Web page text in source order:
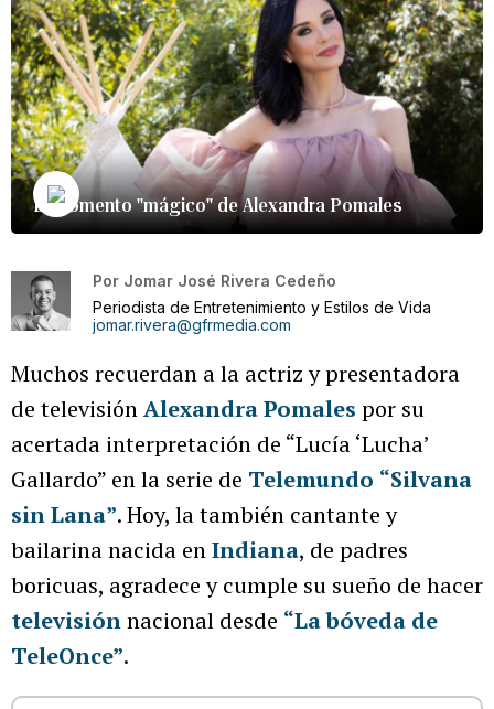
El momento "mágico" de Alexandra Pomales
Por Jomar José Rivera Cedeño
Periodista de Entretenimiento y Estilos de Vida
jomar.rivera@gfrmedia.com
Muchos recuerdan a la actriz y presentadora
de televisiónAlexandra Pomales por su
acertada interpretación de “Lucía ‘Lucha’
Gallardo” en la serie de Telemundo “Silvana
sin Lana”. Hoy, la también cantante y
bailarina nacida enIndiana, de padres
boricuas, agradece y cumple su sueño de hacer
televisiónnacional desde “La bóveda de
TeleOnce”.